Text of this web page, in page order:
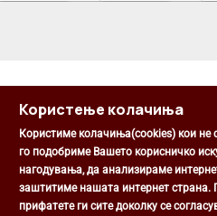
Општина
Михаил Цоков
Користење колачиња
Користиме колачиња(cookies) кои не
го подобриме Вашето корисничко
нагодувања, да анализираме
заштитиме нашата интернет страна.
прифатете ги сите доколку се